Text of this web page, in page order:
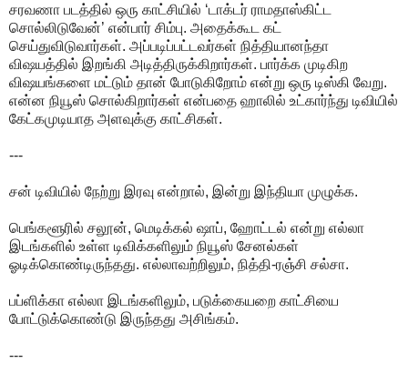
சரவணா படத்தில் ஒரு காட்சியில் ‘டாக்டர் ராமதாஸ்கிட்ட
சொல்லிடுவேன்’ என்பார் சிம்பு. அதைக்கூட கட்
செய்துவிடுவார்கள். அப்படிப்பட்டவர்கள் நித்தியானந்தா
விஷயத்தில் இறங்கி அடித்திருக்கிறார்கள். பார்க்க முடிகிற
விஷயங்களை மட்டும் தான் போடுகிறோம் என்று ஒரு டிஸ்கி வேறு.
என்ன நியூஸ் சொல்கிறார்கள் என்பதை ஹாலில் உட்கார்ந்து டிவியில்
கேட்கமுடியாத அளவுக்கு காட்சிகள்.
---
சன் டிவியில் நேற்று இரவு என்றால், இன்று இந்தியா முழுக்க.
பெங்களூரில் சலூன், மெடிக்கல் ஷாப், ஹோட்டல் என்று எல்லா
இடங்களில் உள்ள டிவிக்களிலும் நியூஸ் சேனல்கள்
ஓடிக்கொண்டிருந்தது. எல்லாவற்றிலும், நித்தி-ரஞ்சி சல்சா.
பப்ளிக்கா எல்லா இடங்களிலும், படுக்கையறை காட்சியை
போட்டுக்கொண்டு இருந்தது அசிங்கம்.
---